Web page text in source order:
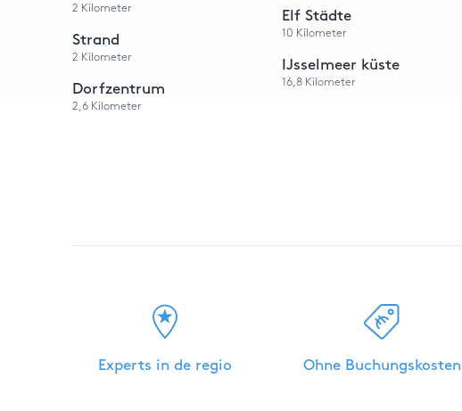
2 Kilometer
Strand
2 Kilometer
Dorfzentrum
2,6 Kilometer
Elf Städte
10 Kilometer
IJsselmeer küste
16,8 Kilometer
Experts in de regio Ohne Buchungskosten